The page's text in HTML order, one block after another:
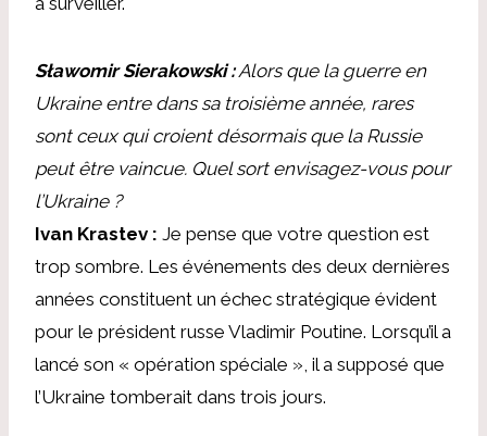
Sławomir Sierakowski :Alors que la guerre en
Ukraine entre dans sa troisième année, rares
sont ceux qui croient désormais que la Russie
peut être vaincue. Quel sort envisagez-vous pour
l’Ukraine ?
Ivan Krastev : Je pense que votre question est
trop sombre. Les événements des deux dernières
années constituent un échec stratégique évident
pour le président russe Vladimir Poutine. Lorsqu’il a
lancé son « opération spéciale », il a supposé que
l’Ukraine tomberait dans trois jours.